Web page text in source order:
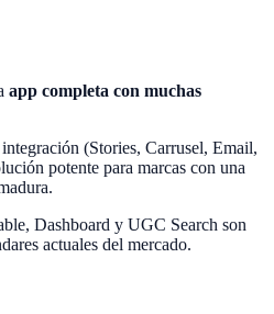
app completa con muchas
(Stories, Carrusel, Email,
potente para marcas con una
Dashboard y UGC Search son
actuales del mercado.